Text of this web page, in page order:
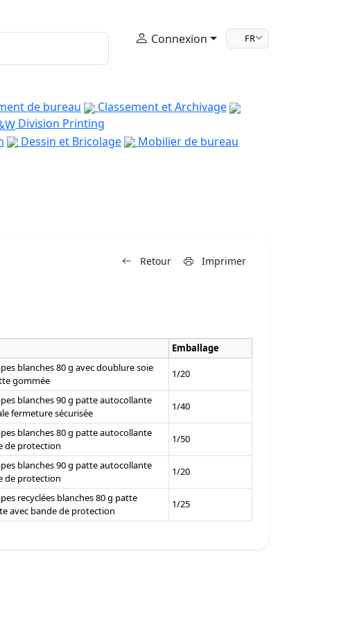
Connexion FR
de bureau
Classement et Archivage
Division Printing
Dessin et Bricolage
Mobilier de bureau
Retour Imprimer
Emballage
blanches 80 g avec doublure soie
gommée
1/20
blanches 90 g patte autocollante
fermeture sécurisée
1/40
blanches 80 g patte autocollante
de protection
1/50
blanches 90 g patte autocollante
de protection
1/20
recyclées blanches 80 g patte
avec bande de protection
1/25